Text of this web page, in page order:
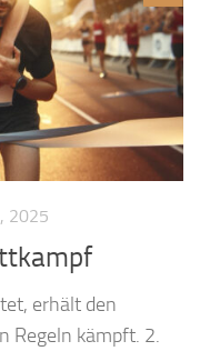
2025
erhält den
Regeln kämpft. 2.